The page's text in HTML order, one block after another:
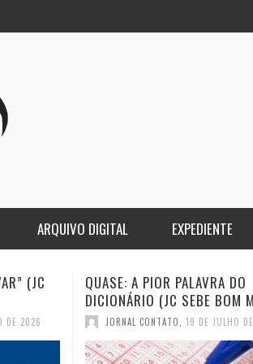
ARQUIVO DIGITAL EXPEDIENTE
DE 2026
A DEMOCRACIA
GASPARI)
JORNAL CONTATO 12 DE JULHO